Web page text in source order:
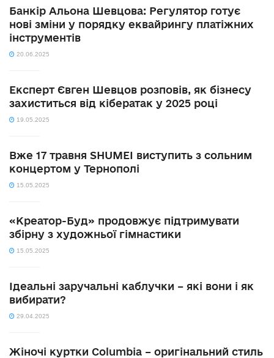
Банкір Альона Шевцова: Регулятор готує
нові зміни у порядку еквайрингу платіжних
інструментів
20.06.2025
Експерт Євген Шевцов розповів, як бізнесу
захиститься від кібератак у 2025 році
19.05.2025
Вже 17 травня SHUMEI виступить з сольним
концертом у Тернополі
15.05.2025
«Креатор-Буд» продовжує підтримувати
збірну з художньої гімнастики
15.05.2025
Ідеальні заручальні каблучки – які вони і як
вибирати?
29.04.2025
Жіночі куртки Columbia – оригінальний стиль